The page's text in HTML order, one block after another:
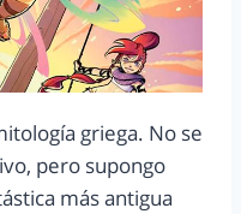
griega. No se
pero supongo
más antigua